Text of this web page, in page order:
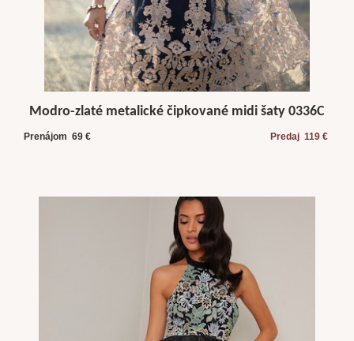
Modro-zlaté metalické čipkované midi šaty 0336C
Prenájom 69 € Predaj 119 €